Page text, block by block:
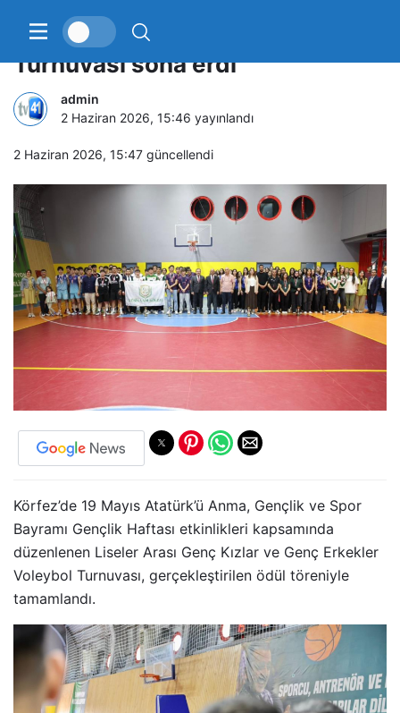
Körfez’de Liseler Arası Voleybol
Turnuvası sona erdi
admin
2 Haziran 2026, 15:46 yayınlandı
2 Haziran 2026, 15:47 güncellendi
Körfez’de 19 Mayıs Atatürk’ü Anma, Gençlik ve Spor
Bayramı Gençlik Haftası etkinlikleri kapsamında
düzenlenen Liseler Arası Genç Kızlar ve Genç Erkekler
Voleybol Turnuvası, gerçekleştirilen ödül töreniyle
tamamlandı.